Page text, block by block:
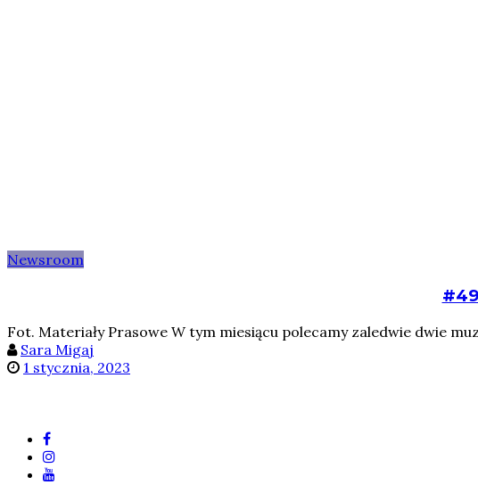
Newsroom
Fot. Materiały Prasowe W tym miesiącu polecamy zaledwie dwie
Sara Migaj
1 stycznia, 2023